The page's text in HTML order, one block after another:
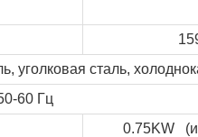
уголковая сталь,
60 Гц
0.75KW